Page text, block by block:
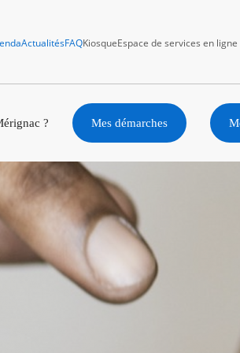
ActualitésFAQKiosqueEspace de services en ligne
? Mes démarches